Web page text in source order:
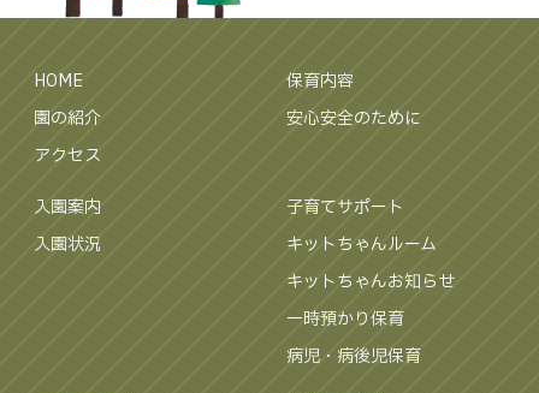
HOME
園の紹介
アクセス
保育内容
安心安全のために
入園案内
入園状況
子育てサポート
キットちゃんルーム
キットちゃんお知らせ
一時預かり保育
病児・病後児保育